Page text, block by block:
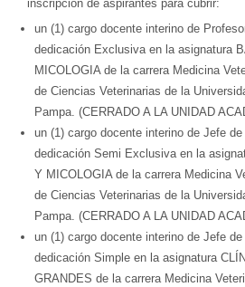
inscripción de aspirantes para cubrir:
un (1) cargo docente interino de
dedicación Exclusiva en la asignatura
MICOLOGIA de la carrera Medicina
de Ciencias Veterinarias de la
Pampa. (CERRADO A LA UNIDAD
un (1) cargo docente interino de Jefe
dedicación Semi Exclusiva en la
Y MICOLOGIA de la carrera Medicina
de Ciencias Veterinarias de la
Pampa. (CERRADO A LA UNIDAD
un (1) cargo docente interino de Jefe
dedicación Simple en la asignatura
GRANDES de la carrera Medicina